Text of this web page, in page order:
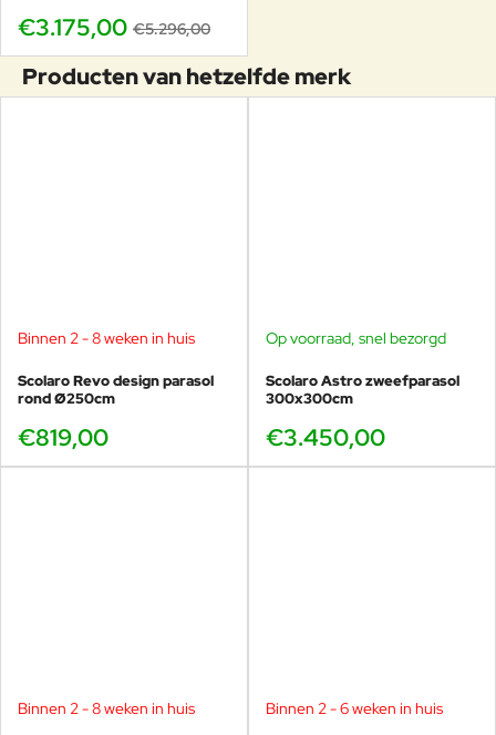
€3.175,00 €5.296,00
Producten van hetzelfde merk
Binnen 2 - 8 weken in huis
Scolaro Revo design parasol
rond Ø250cm
€819,00
Op voorraad, snel bezorgd
Scolaro Astro zweefparasol
300x300cm
€3.450,00
Binnen 2 - 8 weken in huis Binnen 2 - 6 weken in huis